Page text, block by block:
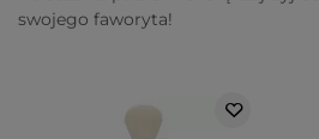
swojego faworyta!